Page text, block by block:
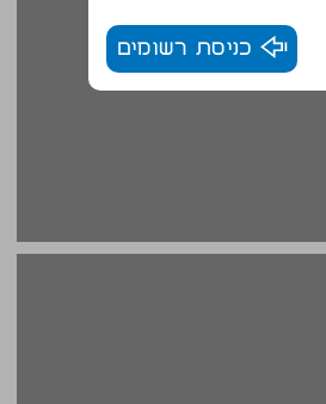
כניסת רשומים